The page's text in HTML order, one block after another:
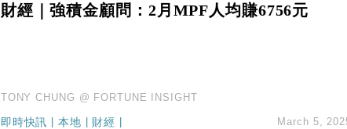
財經｜強積金顧問：2月MPF人均賺6756元
TONY CHUNG @ FORTUNE INSIGHT
即時快訊 |本地 財經 March 5,